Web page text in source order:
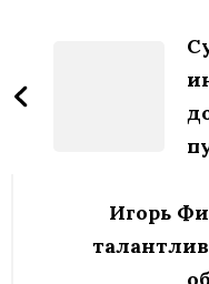
записям
Игорь